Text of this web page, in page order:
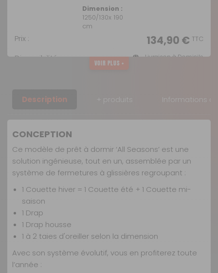
Dimension :
1250/130x 190
cm
Prix : 134,90 € TTC
Disponibilité : Livraison à Domicile
Disponible immédiatement
Capri 130 x
190 cm pan
coupé droit
Référence :
droit cm
Prix : 154,90 €TTC
Disponibilité :
VOIR PLUS +
Description + produits Informations
CONCEPTION
Ce modèle de prêt à dormir ‘All Seasons’ est une
solution ingénieuse, tout en un, assemblée par un
système de fermetures à glissières regroupant :
1 Couette hiver = 1 Couette été + 1 Couette mi-
saison
1 Drap
1 Drap housse
1 à 2 taies d'oreiller selon la dimension
Avec son système évolutif, vous en profiterez toute
l’année :